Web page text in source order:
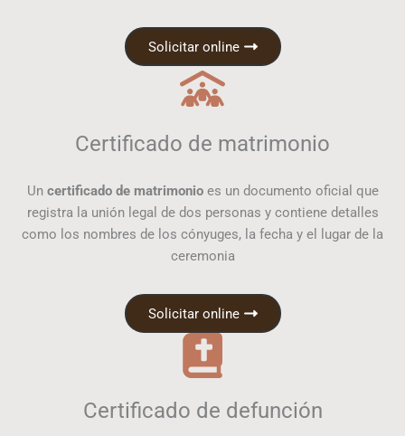
Solicitar online
Certificado de matrimonio
Un certificado de matrimonioes un documento oficial que
registra la unión legal de dos personas y contiene detalles
como los nombres de los cónyuges, la fecha y el lugar de la
ceremonia
Solicitar online
Certificado de defunción